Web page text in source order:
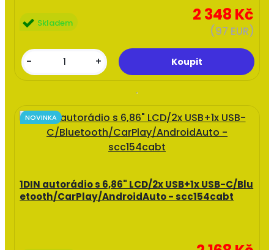
2 348 Kč
(97 EUR)
Skladem
- +
1DIN autorádio s 6,86" LCD/2x USB+1x USB-C/Blu
etooth/CarPlay/AndroidAuto - scc154cabt
NOVINKA